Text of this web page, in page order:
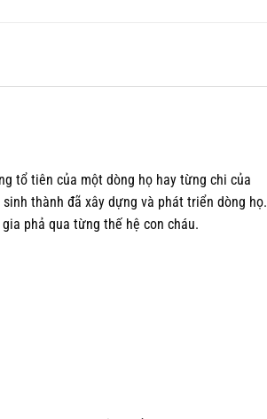
tổ tiên của một dòng họ hay từng chi của
thành đã xây dựng và phát triển dòng họ.
phả qua từng thế hệ con cháu.